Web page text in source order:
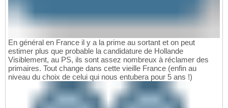
En général en France il y a la prime au sortant et on peut
estimer plus que probable la candidature de Hollande
Visiblement, au PS, ils sont assez nombreux à réclamer des
primaires. Tout change dans cette vieille France (enfin au
niveau du choix de celui qui nous entubera pour 5 ans !)